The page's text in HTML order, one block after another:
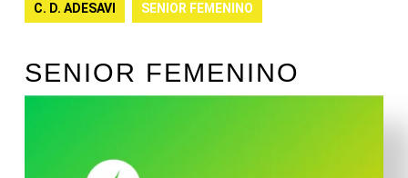
C. D. ADESAVI SENIOR FEMENINO
SENIOR FEMENINO